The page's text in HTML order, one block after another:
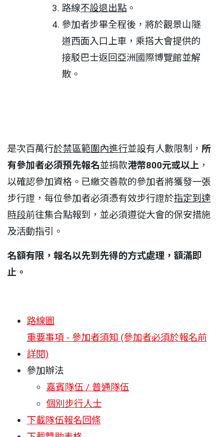
路線不設退出點 。
參加者步畢全程後，將於觀景山隧
道西面入口上車，乘搭大會提供的
接駁巴士返回亞洲國際博覽館並解
散。
是次百萬行於禁區範圍內進行並設有人數限制， 所
有參加者必須預先報名並捐款港幣800元或以上 ，
以確認參加資格。已繳交善款的參加者將獲發一張
步行證，每位參加者必須憑有效步行證於指定到達
時段前往集合點報到，並必須遵從大會的保安措施
及活動指引。
名額有限，報名以先到先得的方式處理，額滿即
止。
路線圖
重要事項 - 參加者須知 (參加者必須於報名前
詳閱)
參加辦法
嘉賓隊伍 / 普通隊伍
個別步行人士
下載隊伍報名回條